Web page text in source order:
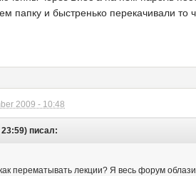
папку и быстренько перекачивали то
2009 - 10:48
писал:
перематывать лекции? Я весь форум